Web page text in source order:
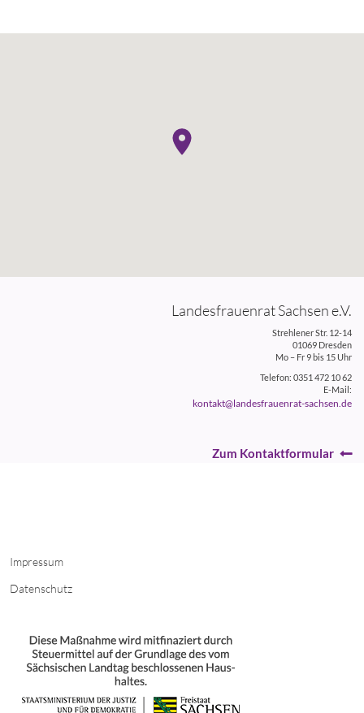
Landesfrauenrat Sachsen e.V.
Strehlener Str. 12-14
01069 Dresden
Mo – Fr 9 bis 15 Uhr
Telefon: 0351 472 10 62
E-Mail:
kontakt@landesfrauenrat-sachsen.de
Zum Kontaktformular
Impressum
Datenschutz